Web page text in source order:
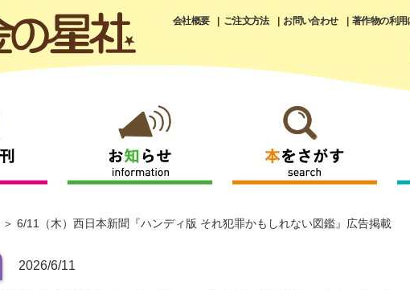
会社概要 ご注文方法 お問い合わせ 著作物の利用
6/11（木）西日本新聞『ハンディ版 それ犯罪かもしれない図鑑』広告掲載
2026/6/11